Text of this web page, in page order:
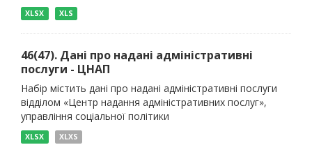
XLSX XLS
46(47). Дані про надані адміністративні
послуги - ЦНАП
Набір містить дані про надані адміністративні послуги
відділом «Центр надання адміністративних послуг»,
управління соціальної політики
XLSX XLXS